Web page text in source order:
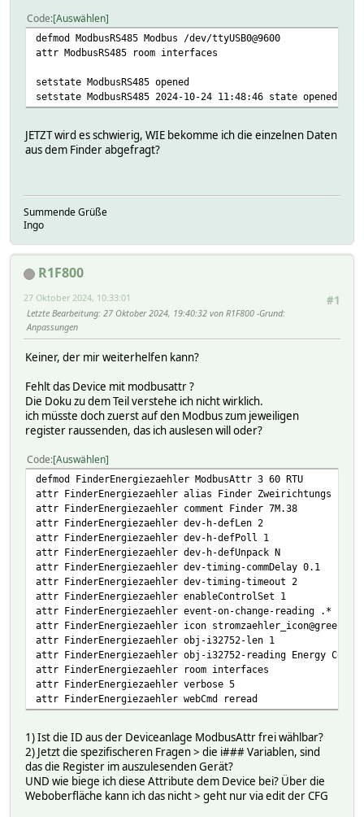
Code Auswählen
defmod ModbusRS485 Modbus /dev/ttyUSB0@9600
attr ModbusRS485 room interfaces
setstate ModbusRS485 opened
setstate ModbusRS485 2024-10-24 11:48:46 state opened
JETZT wird es schwierig, WIE bekomme ich die einzelnen Daten
aus dem Finder abgefragt?
Summende Grüße
Ingo
R1F800
#1
27 Oktober 2024, 10:33:01
Letzte Bearbeitung: 27 Oktober 2024, 19:40:32 von R1F800 Grund:
Anpassungen
Keiner, der mir weiterhelfen kann?
Fehlt das Device mit modbusattr ?
Die Doku zu dem Teil verstehe ich nicht wirklich.
ich müsste doch zuerst auf den Modbus zum jeweiligen
register raussenden, das ich auslesen will oder?
Code Auswählen
defmod FinderEnergiezaehler ModbusAttr 3 60 RTU
attr FinderEnergiezaehler alias Finder Zweirichtungs
attr FinderEnergiezaehler comment Finder 7M.38
attr FinderEnergiezaehler dev-h-defLen 2
attr FinderEnergiezaehler dev-h-defPoll 1
attr FinderEnergiezaehler dev-h-defUnpack N
attr FinderEnergiezaehler dev-timing-commDelay 0.1
attr FinderEnergiezaehler dev-timing-timeout 2
attr FinderEnergiezaehler enableControlSet 1
attr FinderEnergiezaehler event-on-change-reading .*
attr FinderEnergiezaehler icon stromzaehler_icon@green
attr FinderEnergiezaehler obj-i32752-len 1
attr FinderEnergiezaehler obj-i32752-reading Energy
attr FinderEnergiezaehler room interfaces
attr FinderEnergiezaehler verbose 5
attr FinderEnergiezaehler webCmd reread
1) Ist die ID aus der Deviceanlage ModbusAttr frei wählbar?
2) Jetzt die spezifischeren Fragen > die i### Variablen, sind
das die Register im auszulesenden Gerät?
UND wie biege ich diese Attribute dem Device bei? Über die
Weboberfläche kann ich das nicht > geht nur via edit der CFG